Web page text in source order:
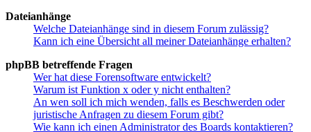
Dateianhänge
Welche Dateianhänge sind in diesem Forum zulässig?
Kann ich eine Übersicht all meiner Dateianhänge erhalten?
phpBB betreffende Fragen
Wer hat diese Forensoftware entwickelt?
Warum ist Funktion x oder y nicht enthalten?
An wen soll ich mich wenden, falls es Beschwerden oder
juristische Anfragen zu diesem Forum gibt?
Wie kann ich einen Administrator des Boards kontaktieren?